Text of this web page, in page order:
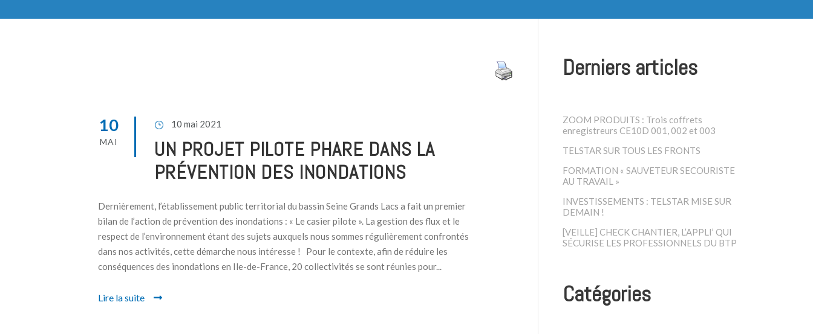
10
MAI
10 mai 2021
UN PROJET PILOTE PHARE DANS LA
PRÉVENTION DES INONDATIONS
Dernièrement, l’établissement public territorial du bassin Seine Grands Lacs a fait un premier
bilan de l’action de prévention des inondations : « Le casier pilote ». La gestion des flux et le
respect de l’environnement étant des sujets auxquels nous sommes régulièrement confrontés
dans nos activités, cette démarche nous intéresse ! Pour le contexte, afin de réduire les
conséquences des inondations en Ile-de-France, 20 collectivités se sont réunies pour...
Lire la suite
Derniers articles
ZOOM PRODUITS : Trois coffrets
enregistreurs CE10D 001, 002 et 003
TELSTAR SUR TOUS LES FRONTS
FORMATION « SAUVETEUR SECOURISTE
AU TRAVAIL »
INVESTISSEMENTS : TELSTAR MISE SUR
DEMAIN !
[VEILLE] CHECK CHANTIER, L’APPLI’ QUI
SÉCURISE LES PROFESSIONNELS DU BTP
Catégories